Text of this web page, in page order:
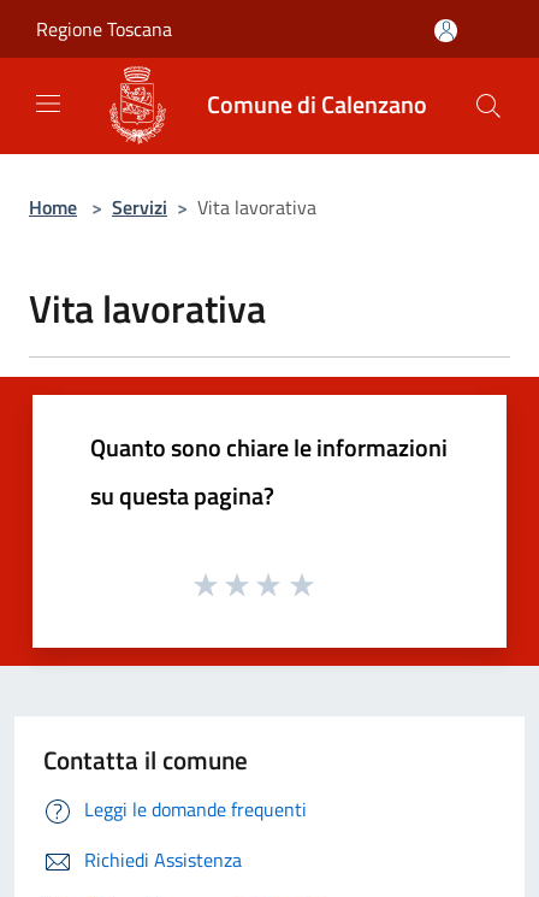
Regione Toscana
Comune di Calenzano
Home > Servizi > Vita lavorativa
Vita lavorativa
Quanto sono chiare le informazioni
su questa pagina?
Contatta il comune
Leggi le domande frequenti
Richiedi Assistenza